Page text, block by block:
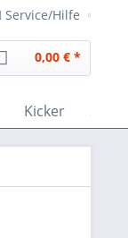
Service/Hilfe
0,00 € *
Kicker